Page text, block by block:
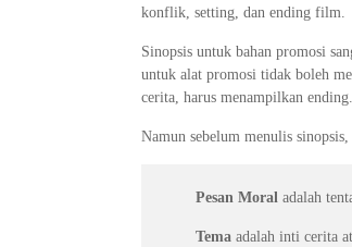
konflik, setting, dan ending film.
Sinopsis untuk bahan promosi
untuk alat promosi tidak boleh
cerita, harus menampilkan
Namun sebelum menulis
Pesan Moral adalah
Tema adalah inti cerita